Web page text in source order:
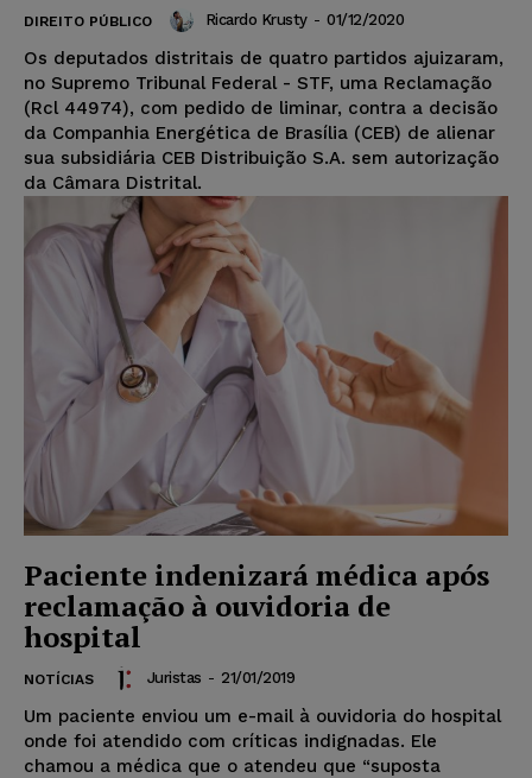
DIREITO PÚBLICO Ricardo Krusty - 01/12/2020
Os deputados distritais de quatro partidos ajuizaram,
no Supremo Tribunal Federal - STF, uma Reclamação
(Rcl 44974), com pedido de liminar, contra a decisão
da Companhia Energética de Brasília (CEB) de alienar
sua subsidiária CEB Distribuição S.A. sem autorização
da Câmara Distrital.
Paciente indenizará médica após
reclamação à ouvidoria de
hospital
NOTÍCIAS Juristas - 21/01/2019
Um paciente enviou um e-mail à ouvidoria do hospital
onde foi atendido com críticas indignadas. Ele
chamou a médica que o atendeu que “suposta